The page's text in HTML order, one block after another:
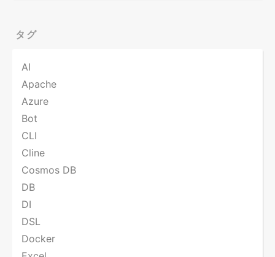
タグ
AI
Apache
Azure
Bot
CLI
Cline
Cosmos DB
DB
DI
DSL
Docker